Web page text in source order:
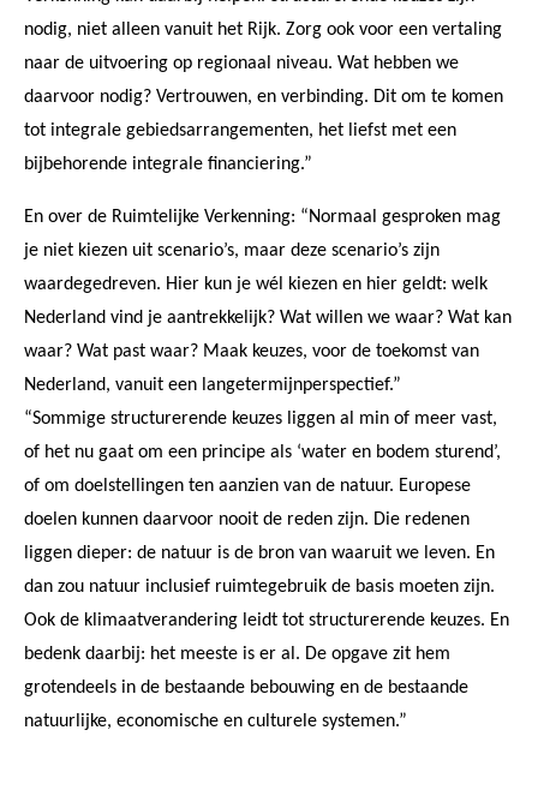
nodig, niet alleen vanuit het Rijk. Zorg ook voor een vertaling
naar de uitvoering op regionaal niveau. Wat hebben we
daarvoor nodig? Vertrouwen, en verbinding. Dit om te komen
tot integrale gebiedsarrangementen, het liefst met een
bijbehorende integrale financiering.”
En over de Ruimtelijke Verkenning: “Normaal gesproken mag
je niet kiezen uit scenario’s, maar deze scenario’s zijn
waardegedreven. Hier kun je wél kiezen en hier geldt: welk
Nederland vind je aantrekkelijk? Wat willen we waar? Wat kan
waar? Wat past waar? Maak keuzes, voor de toekomst van
Nederland, vanuit een langetermijnperspectief.”
“Sommige structurerende keuzes liggen al min of meer vast,
of het nu gaat om een principe als ‘water en bodem sturend’,
of om doelstellingen ten aanzien van de natuur. Europese
doelen kunnen daarvoor nooit de reden zijn. Die redenen
liggen dieper: de natuur is de bron van waaruit we leven. En
dan zou natuur inclusief ruimtegebruik de basis moeten zijn.
Ook de klimaatverandering leidt tot structurerende keuzes. En
bedenk daarbij: het meeste is er al. De opgave zit hem
grotendeels in de bestaande bebouwing en de bestaande
natuurlijke, economische en culturele systemen.”